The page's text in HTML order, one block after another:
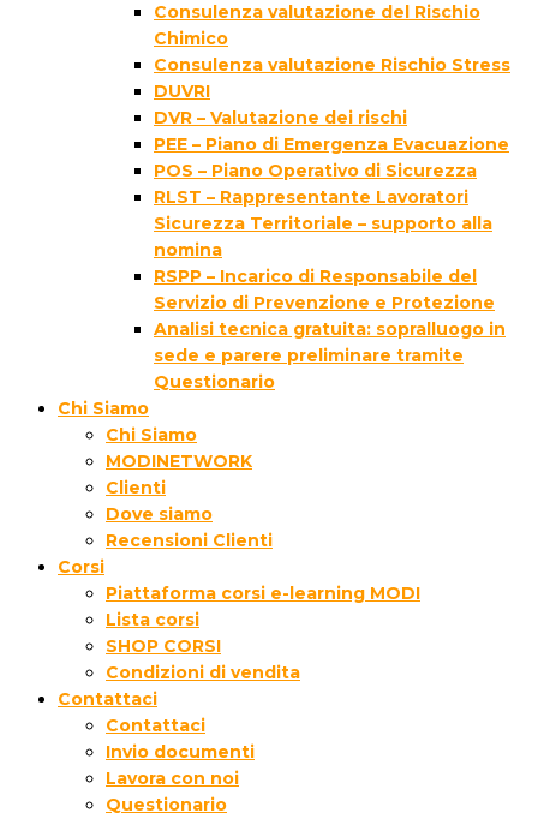
Consulenza valutazione del Rischio
Chimico
Consulenza valutazione Rischio Stress
DUVRI
DVR – Valutazione dei rischi
PEE – Piano di Emergenza Evacuazione
POS – Piano Operativo di Sicurezza
RLST – Rappresentante Lavoratori
Sicurezza Territoriale – supporto alla
nomina
RSPP – Incarico di Responsabile del
Servizio di Prevenzione e Protezione
Analisi tecnica gratuita: sopralluogo in
sede e parere preliminare tramite
Questionario
Chi Siamo
Chi Siamo
MODINETWORK
Clienti
Dove siamo
Recensioni Clienti
Corsi
Piattaforma corsi e-learning MODI
Lista corsi
SHOP CORSI
Condizioni di vendita
Contattaci
Contattaci
Invio documenti
Lavora con noi
Questionario